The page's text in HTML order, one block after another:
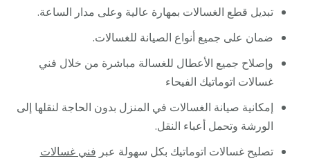
تبديل قطع الغسالات بمهارة عالية وعلى مدار الساعة.
ضمان على جميع أنواع الصيانة للغسالات.
وإصلاح جميع الأعطال للغسالة مباشرة من خلال فني
غسالات اتوماتيك الفيحاء
إمكانية صيانة الغسالات في المنزل بدون الحاجة لنقلها إلى
الورشة وتحمل أعباء النقل.
تصليح غسالات اتوماتيك بكل سهولة عبر فني غسالات